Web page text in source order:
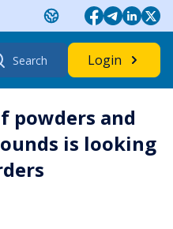
Login
powders and
is looking